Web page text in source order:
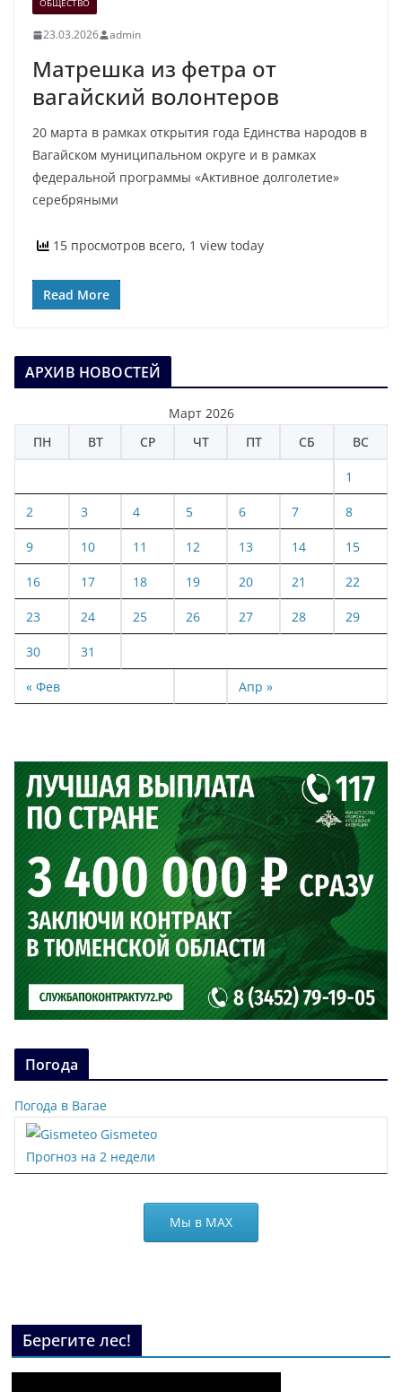
ОБЩЕСТВО
23.03.2026 admin
Матрешка из фетра от
вагайский волонтеров
20 марта в рамках открытия года Единства народов в
Вагайском муниципальном округе и в рамках
федеральной программы «Активное долголетие»
серебряными
15 просмотров всего, 1 view today
Read More
АРХИВ НОВОСТЕЙ
Март 2026
ПН
ВТ СР ЧТ ПТ СБ ВС
« Фев Апр »
1
2 3 4 5 6 7 8
9 10 11 12 13 14 15
16 17 18 19 20 21 22
23 24 25 26 27 28 29
30 31
Погода
Погода в Вагае
Gismeteo
Прогноз на 2 недели
Мы в МАХ
Берегите лес!